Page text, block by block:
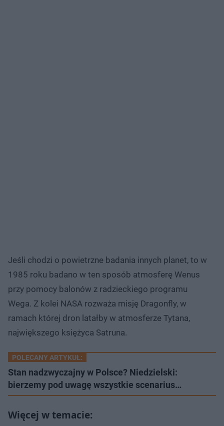
Jeśli chodzi o powietrzne badania innych planet, to w
1985 roku badano w ten sposób atmosferę Wenus
przy pomocy balonów z radzieckiego programu
Wega. Z kolei NASA rozważa misję Dragonfly, w
ramach której dron latałby w atmosferze Tytana,
największego księżyca Satruna.
POLECANY ARTYKUŁ:
Stan nadzwyczajny w Polsce? Niedzielski:
bierzemy pod uwagę wszystkie scenarius…